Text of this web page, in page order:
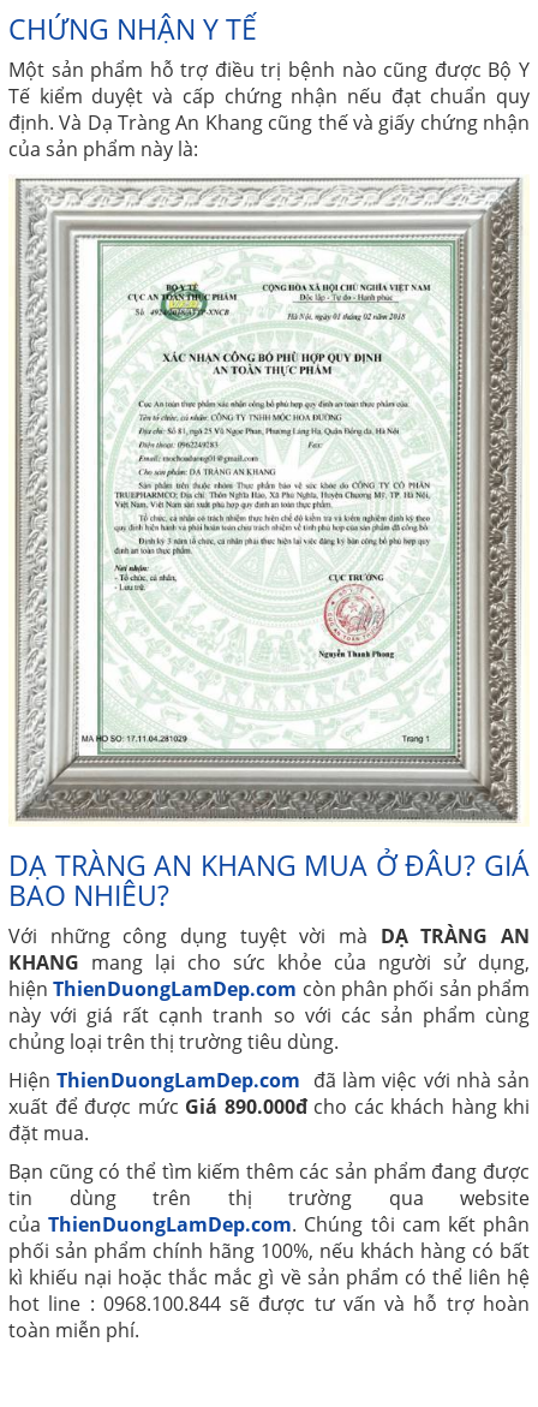
CHỨNG NHẬN Y TẾ
Một sản phẩm hỗ trợ điều trị bệnh nào cũng được Bộ Y
Tế kiểm duyệt và cấp chứng nhận nếu đạt chuẩn quy
định. Và Dạ Tràng An Khang cũng thế và giấy chứng nhận
của sản phẩm này là:
DẠ TRÀNG AN KHANG MUA Ở ĐÂU? GIÁ
BAO NHIÊU?
Với những công dụng tuyệt vời mà DẠ TRÀNG AN
KHANG mang lại cho sức khỏe của người sử dụng,
hiệnThienDuongLamDep.com còn phân phối sản phẩm
này với giá rất cạnh tranh so với các sản phẩm cùng
chủng loại trên thị trường tiêu dùng.
HiệnThienDuongLamDep.com đã làm việc với nhà sản
xuất để được mức Giá 890.000đcho các khách hàng khi
đặt mua.
Bạn cũng có thể tìm kiếm thêm các sản phẩm đang được
tin dùng trên thị trường qua website
củaThienDuongLamDep.com. Chúng tôi cam kết phân
phối sản phẩm chính hãng 100%, nếu khách hàng có bất
kì khiếu nại hoặc thắc mắc gì về sản phẩm có thể liên hệ
hot line : 0968.100.844 sẽ được tư vấn và hỗ trợ hoàn
toàn miễn phí.